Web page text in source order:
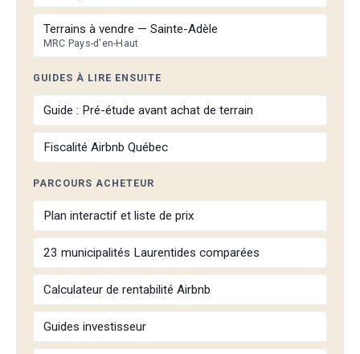
Terrains à vendre — Sainte-Adèle
MRC Pays-d'en-Haut
GUIDES À LIRE ENSUITE
Guide : Pré-étude avant achat de terrain
Fiscalité Airbnb Québec
PARCOURS ACHETEUR
Plan interactif et liste de prix
23 municipalités Laurentides comparées
Calculateur de rentabilité Airbnb
Guides investisseur